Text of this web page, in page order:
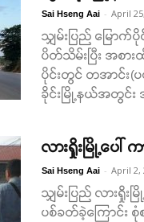
Sai Hseng Aai - April
သျှမ်းပြည် မြော
ပိတ်သိမ်းပြီး အစာ
ပိုင်းတွင် တအာင်း(
ခိုင်းမြို့နယ်အတွင်း အ
လားရှိုးမြို့ပေါ်
Sai Hseng Aai - April 2,
သျှမ်းပြည် လားရှို
ပစ်ခတ်ခဲ့ကြောင်း